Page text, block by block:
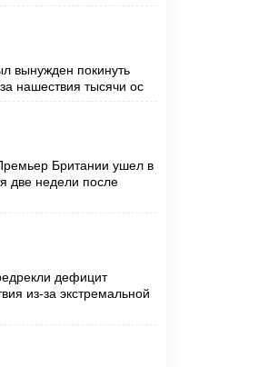
вынужден покинуть
нашествия тысячи ос
Британии ушел в
две недели после
дефицит
из-за экстремальной